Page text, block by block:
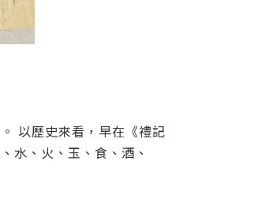
以歷史來看，早在《禮記
水、火、玉、食、酒、